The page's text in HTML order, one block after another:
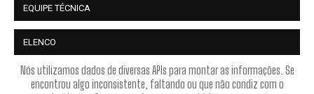
EQUIPE TÉCNICA
ELENCO
Nós utilizamos dados de diversas APIs para montar as informações. Se
encontrou algo inconsistente, faltando ou que não condiz com o